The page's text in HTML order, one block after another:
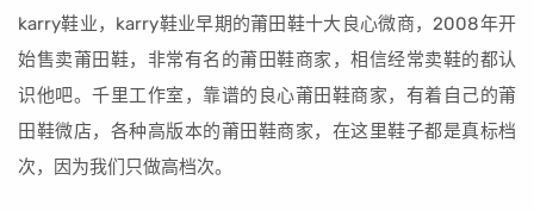
karry鞋业，karry鞋业早期的莆田鞋十大良心微商，2008年开
始售卖莆田鞋，非常有名的莆田鞋商家，相信经常卖鞋的都认
识他吧。千里工作室，靠谱的良心莆田鞋商家，有着自己的莆
田鞋微店，各种高版本的莆田鞋商家，在这里鞋子都是真标档
次，因为我们只做高档次。